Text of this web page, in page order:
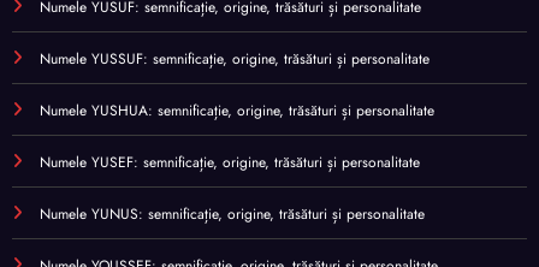
Numele YUSUF: semnificație, origine, trăsături și personalitate
Numele YUSSUF: semnificație, origine, trăsături și personalitate
Numele YUSHUA: semnificație, origine, trăsături și personalitate
Numele YUSEF: semnificație, origine, trăsături și personalitate
Numele YUNUS: semnificație, origine, trăsături și personalitate